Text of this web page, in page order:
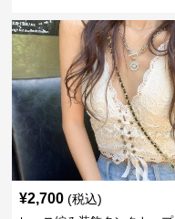
¥2,700 (税込)